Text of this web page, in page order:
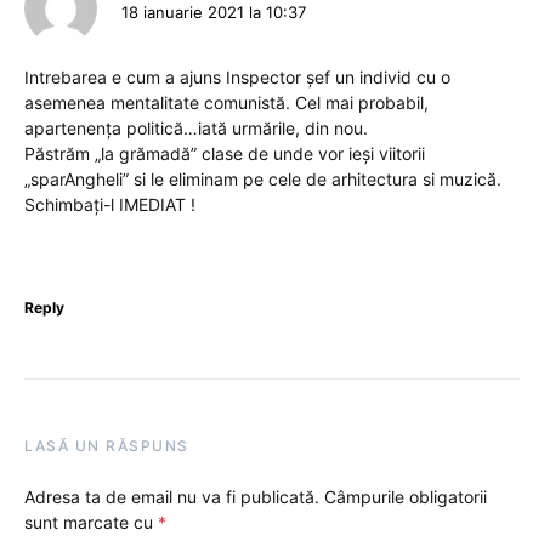
18 ianuarie 2021 la 10:37
Intrebarea e cum a ajuns Inspector șef un individ cu o
asemenea mentalitate comunistă. Cel mai probabil,
apartenența politică…iată urmările, din nou.
Păstrăm „la grămadă” clase de unde vor ieși viitorii
„sparAngheli” si le eliminam pe cele de arhitectura si muzică.
Schimbați-l IMEDIAT !
Reply
LASĂ UN RĂSPUNS
Adresa ta de email nu va fi publicată. Câmpurile obligatorii
sunt marcate cu *